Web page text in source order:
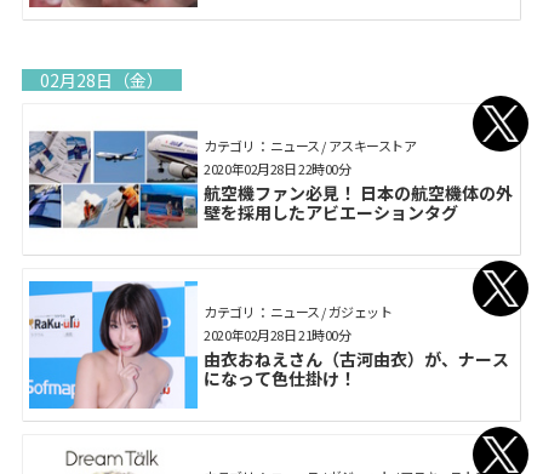
02月28日（金）
カテゴリ： ニュース / アスキーストア
航空機ファン必見！ 日本の航空機体の外
壁を採用したアビエーションタグ
2020年02月28日 22時00分
カテゴリ： ニュース / ガジェット
由衣おねえさん（古河由衣）が、ナース
になって色仕掛け！
2020年02月28日 21時00分